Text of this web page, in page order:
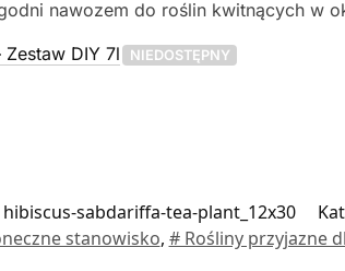
nawozem do roślin kwitnących w
Zestaw DIY 7l NIEDOSTĘPNY
hibiscus-sabdariffa-tea-plant_12x30
stanowisko, # Rośliny przyjazne